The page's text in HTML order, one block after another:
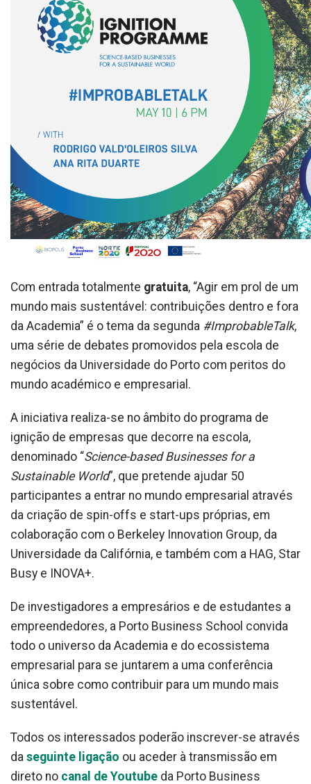
Com entrada totalmente gratuita, “Agir em prol de um
mundo mais sustentável: contribuições dentro e fora
da Academia” é o tema da segunda #ImprobableTalk,
uma série de debates promovidos pela escola de
negócios da Universidade do Porto com peritos do
mundo académico e empresarial.
A iniciativa realiza-se no âmbito do programa de
ignição de empresas que decorre na escola,
denominado “Science-based Businesses for a
Sustainable World”, que pretende ajudar 50
participantes a entrar no mundo empresarial através
da criação de spin-offs e start-ups próprias, em
colaboração com o Berkeley Innovation Group, da
Universidade da Califórnia, e também com a HAG, Star
Busy e INOVA+.
De investigadores a empresários e de estudantes a
empreendedores, a Porto Business School convida
todo o universo da Academia e do ecossistema
empresarial para se juntarem a uma conferência
única sobre como contribuir para um mundo mais
sustentável.
Todos os interessados poderão inscrever-se através
da seguinte ligação ou aceder à transmissão em
direto no canal de Youtube da Porto Business